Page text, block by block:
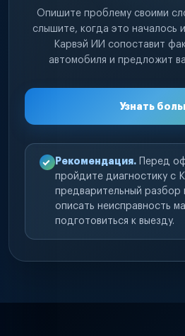
Опишите проблему своими
слышите, когда это началось
Карвэй ИИ сопоставит
автомобиля и предложит
Узнать
Рекомендация. Перед
пройдите диагностику с
предварительный разбор
описать неисправность
подготовиться к выезду.